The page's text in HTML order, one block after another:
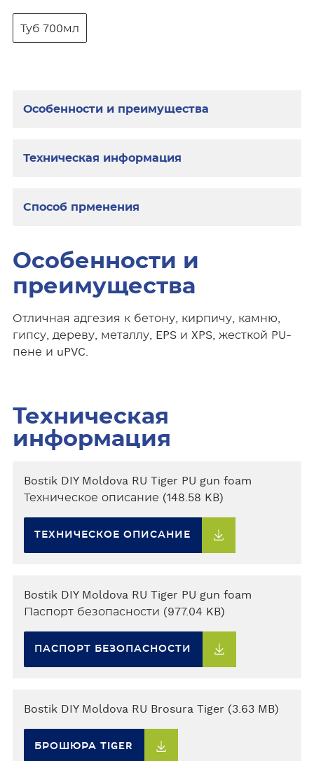
Туб 700мл
Особенности и преимущества
Техническая информация
Способ прменения
Особенности и
преимущества
Отличная адгезия к бетону, кирпичу, камню,
гипсу, дереву, металлу, EPS и XPS, жесткой PU-
пене и uPVC.
Техническая
информация
Bostik DIY Moldova RU Tiger PU gun foam
Техническое описание (148.58 KB)
ТЕХНИЧЕСКОЕ ОПИСАНИЕ
Bostik DIY Moldova RU Tiger PU gun foam
Паспорт безопасности (977.04 KB)
ПАСПОРТ БЕЗОПАСНОСТИ
Bostik DIY Moldova RU Brosura Tiger (3.63 MB)
БРОШЮРА TIGER